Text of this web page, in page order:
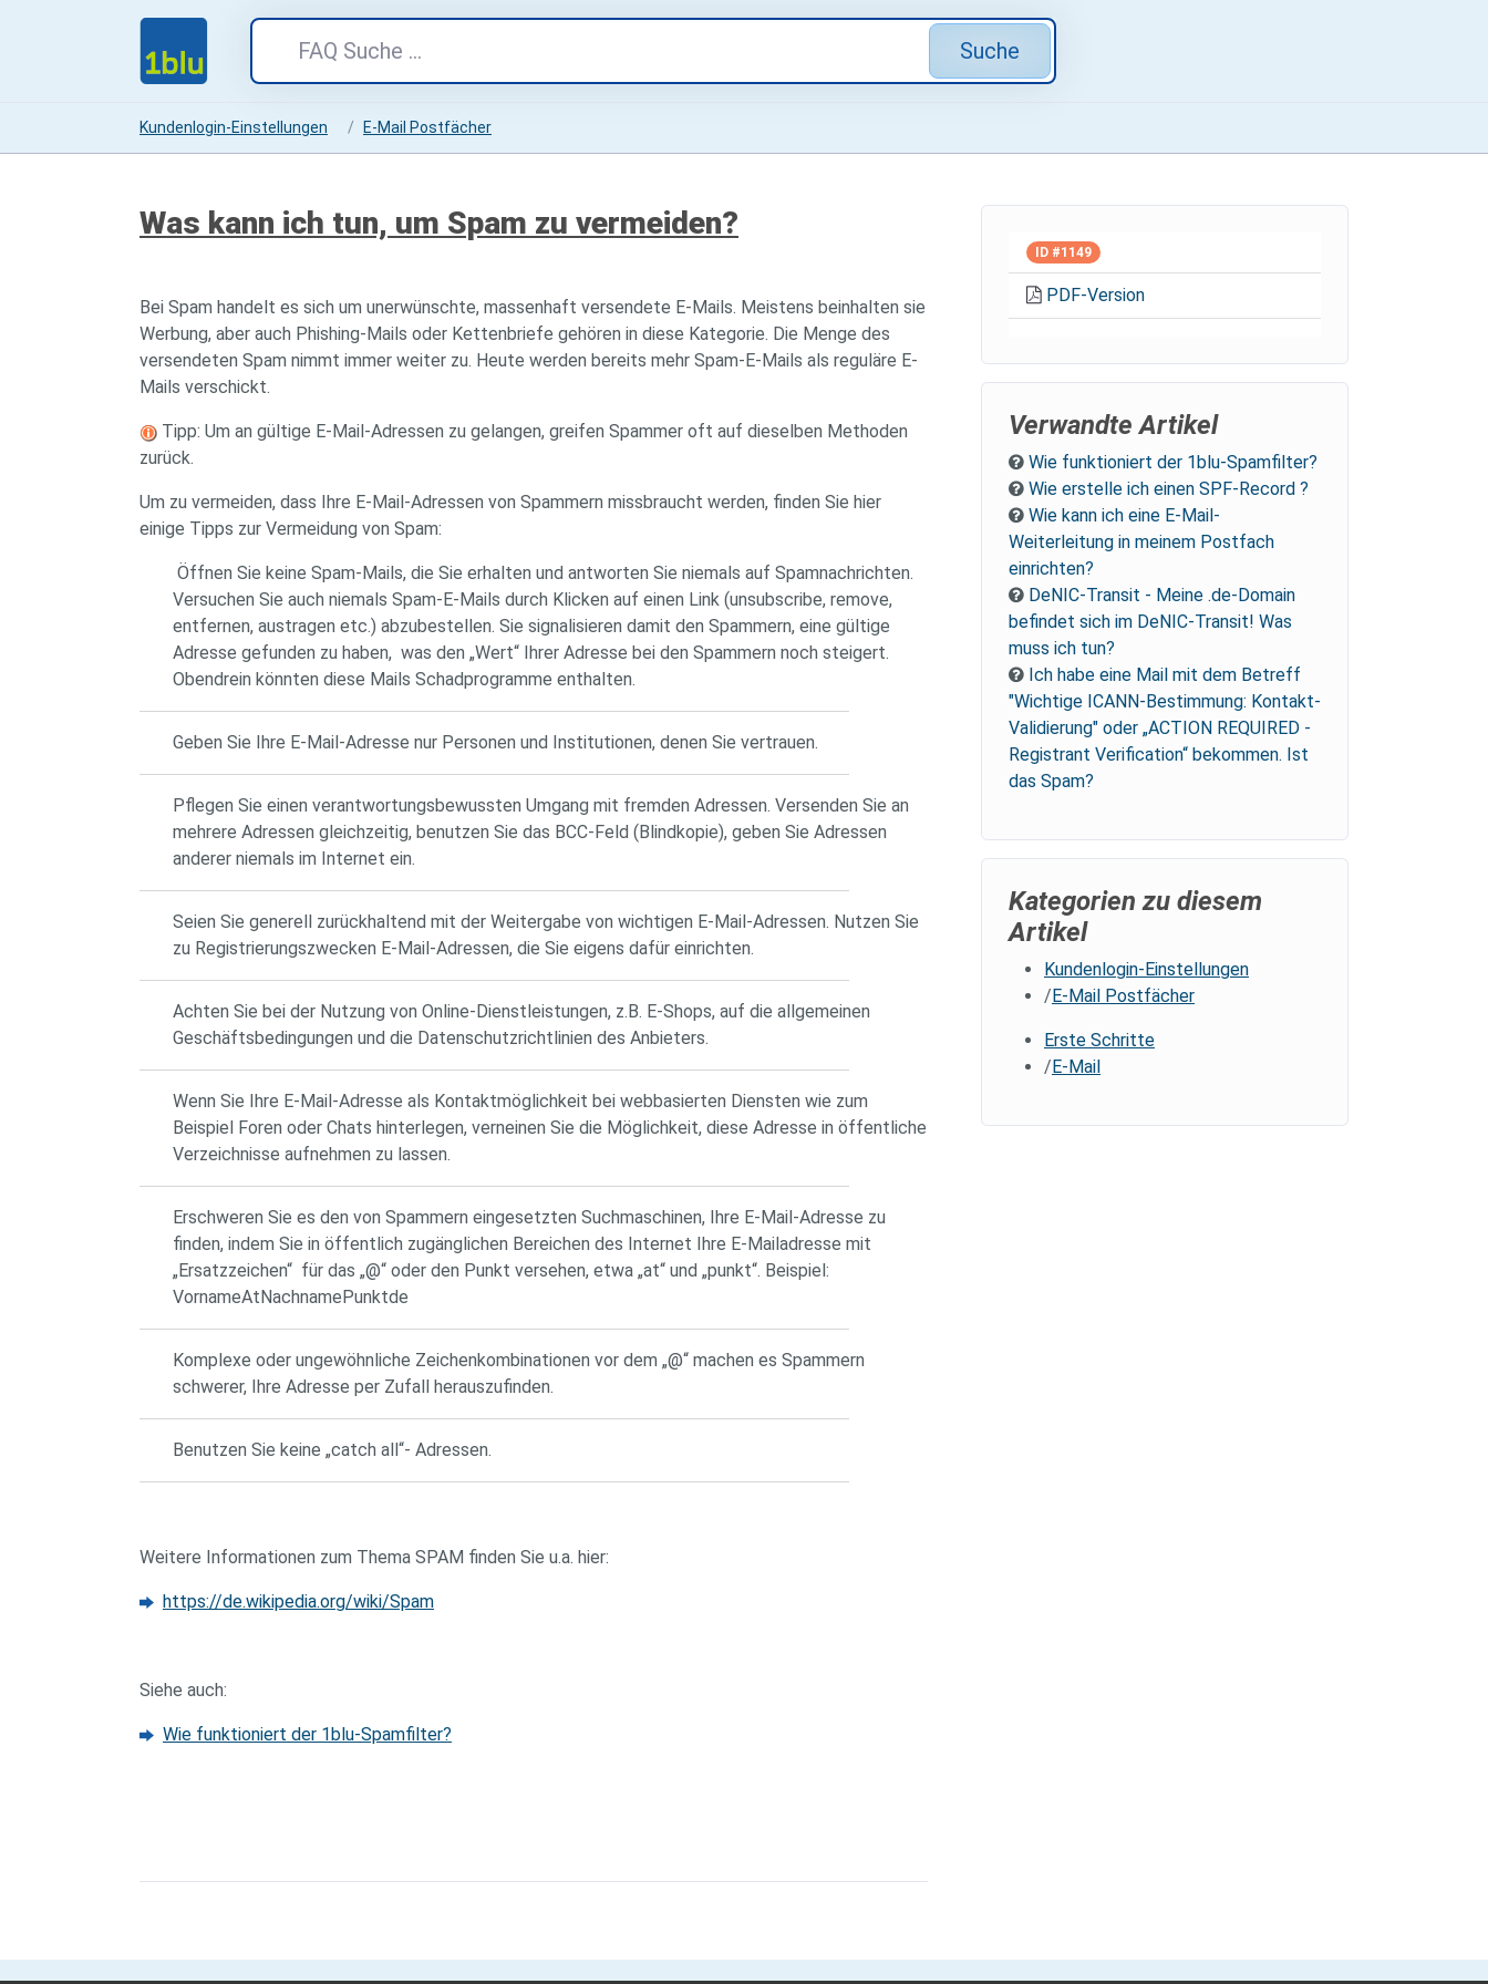
Suche
Kundenlogin-Einstellungen E-Mail Postfächer
Was kann ich tun, um Spam zu vermeiden?
Bei Spam handelt es sich um unerwünschte, massenhaft versendete E-Mails. Meistens beinhalten sie
Werbung, aber auch Phishing-Mails oder Kettenbriefe gehören in diese Kategorie. Die Menge des
versendeten Spam nimmt immer weiter zu. Heute werden bereits mehr Spam-E-Mails als reguläre E-
Mails verschickt.
Tipp: Um an gültige E-Mail-Adressen zu gelangen, greifen Spammer oft auf dieselben Methoden
zurück.
Um zu vermeiden, dass Ihre E-Mail-Adressen von Spammern missbraucht werden, finden Sie hier
einige Tipps zur Vermeidung von Spam:
Öffnen Sie keine Spam-Mails, die Sie erhalten und antworten Sie niemals auf Spamnachrichten.
Versuchen Sie auch niemals Spam-E-Mails durch Klicken auf einen Link (unsubscribe, remove,
entfernen, austragen etc.) abzubestellen. Sie signalisieren damit den Spammern, eine gültige
Adresse gefunden zu haben, was den „Wert“ Ihrer Adresse bei den Spammern noch steigert.
Obendrein könnten diese Mails Schadprogramme enthalten.
Geben Sie Ihre E-Mail-Adresse nur Personen und Institutionen, denen Sie vertrauen.
Pflegen Sie einen verantwortungsbewussten Umgang mit fremden Adressen. Versenden Sie an
mehrere Adressen gleichzeitig, benutzen Sie das BCC-Feld (Blindkopie), geben Sie Adressen
anderer niemals im Internet ein.
Seien Sie generell zurückhaltend mit der Weitergabe von wichtigen E-Mail-Adressen. Nutzen Sie
zu Registrierungszwecken E-Mail-Adressen, die Sie eigens dafür einrichten.
Achten Sie bei der Nutzung von Online-Dienstleistungen, z.B. E-Shops, auf die allgemeinen
Geschäftsbedingungen und die Datenschutzrichtlinien des Anbieters.
Wenn Sie Ihre E-Mail-Adresse als Kontaktmöglichkeit bei webbasierten Diensten wie zum
Beispiel Foren oder Chats hinterlegen, verneinen Sie die Möglichkeit, diese Adresse in öffentliche
Verzeichnisse aufnehmen zu lassen.
Erschweren Sie es den von Spammern eingesetzten Suchmaschinen, Ihre E-Mail-Adresse zu
finden, indem Sie in öffentlich zugänglichen Bereichen des Internet Ihre E-Mailadresse mit
„Ersatzzeichen“ für das „@“ oder den Punkt versehen, etwa „at“ und „punkt“. Beispiel:
VornameAtNachnamePunktde
Komplexe oder ungewöhnliche Zeichenkombinationen vor dem „@“ machen es Spammern
schwerer, Ihre Adresse per Zufall herauszufinden.
Benutzen Sie keine „catch all“- Adressen.
Weitere Informationen zum Thema SPAM finden Sie u.a. hier:
https://de.wikipedia.org/wiki/Spam
Siehe auch:
Wie funktioniert der 1blu-Spamfilter?
ID #1149
PDF-Version
Verwandte Artikel
Wie funktioniert der 1blu-Spamfilter?
Wie erstelle ich einen SPF-Record ?
Wie kann ich eine E-Mail-
Weiterleitung in meinem Postfach
einrichten?
DeNIC-Transit - Meine .de-Domain
befindet sich im DeNIC-Transit! Was
muss ich tun?
Ich habe eine Mail mit dem Betreff
"Wichtige ICANN-Bestimmung: Kontakt-
Validierung" oder „ACTION REQUIRED -
Registrant Verification“ bekommen. Ist
das Spam?
Kategorien zu diesem
Artikel
Kundenlogin-Einstellungen
E-Mail Postfächer
Erste Schritte
E-Mail